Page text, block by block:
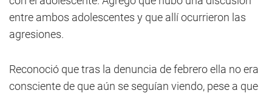
entre ambos adolescentes y que allí ocurrieron las
agresiones.
Reconoció que tras la denuncia de febrero ella no era
consciente de que aún se seguían viendo, pese a que